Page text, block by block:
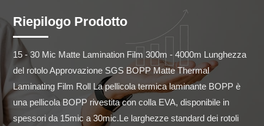
Riepilogo Prodotto
15 - 30 Mic Matte Lamination Film 300m - 4000m Lunghezza
del rotolo Approvazione SGS BOPP Matte Thermal
Laminating Film Roll La pellicola termica laminante BOPP è
una pellicola BOPP rivestita con colla EVA, disponibile in
spessori da 15mic a 30mic.Le larghezze standard dei rotoli